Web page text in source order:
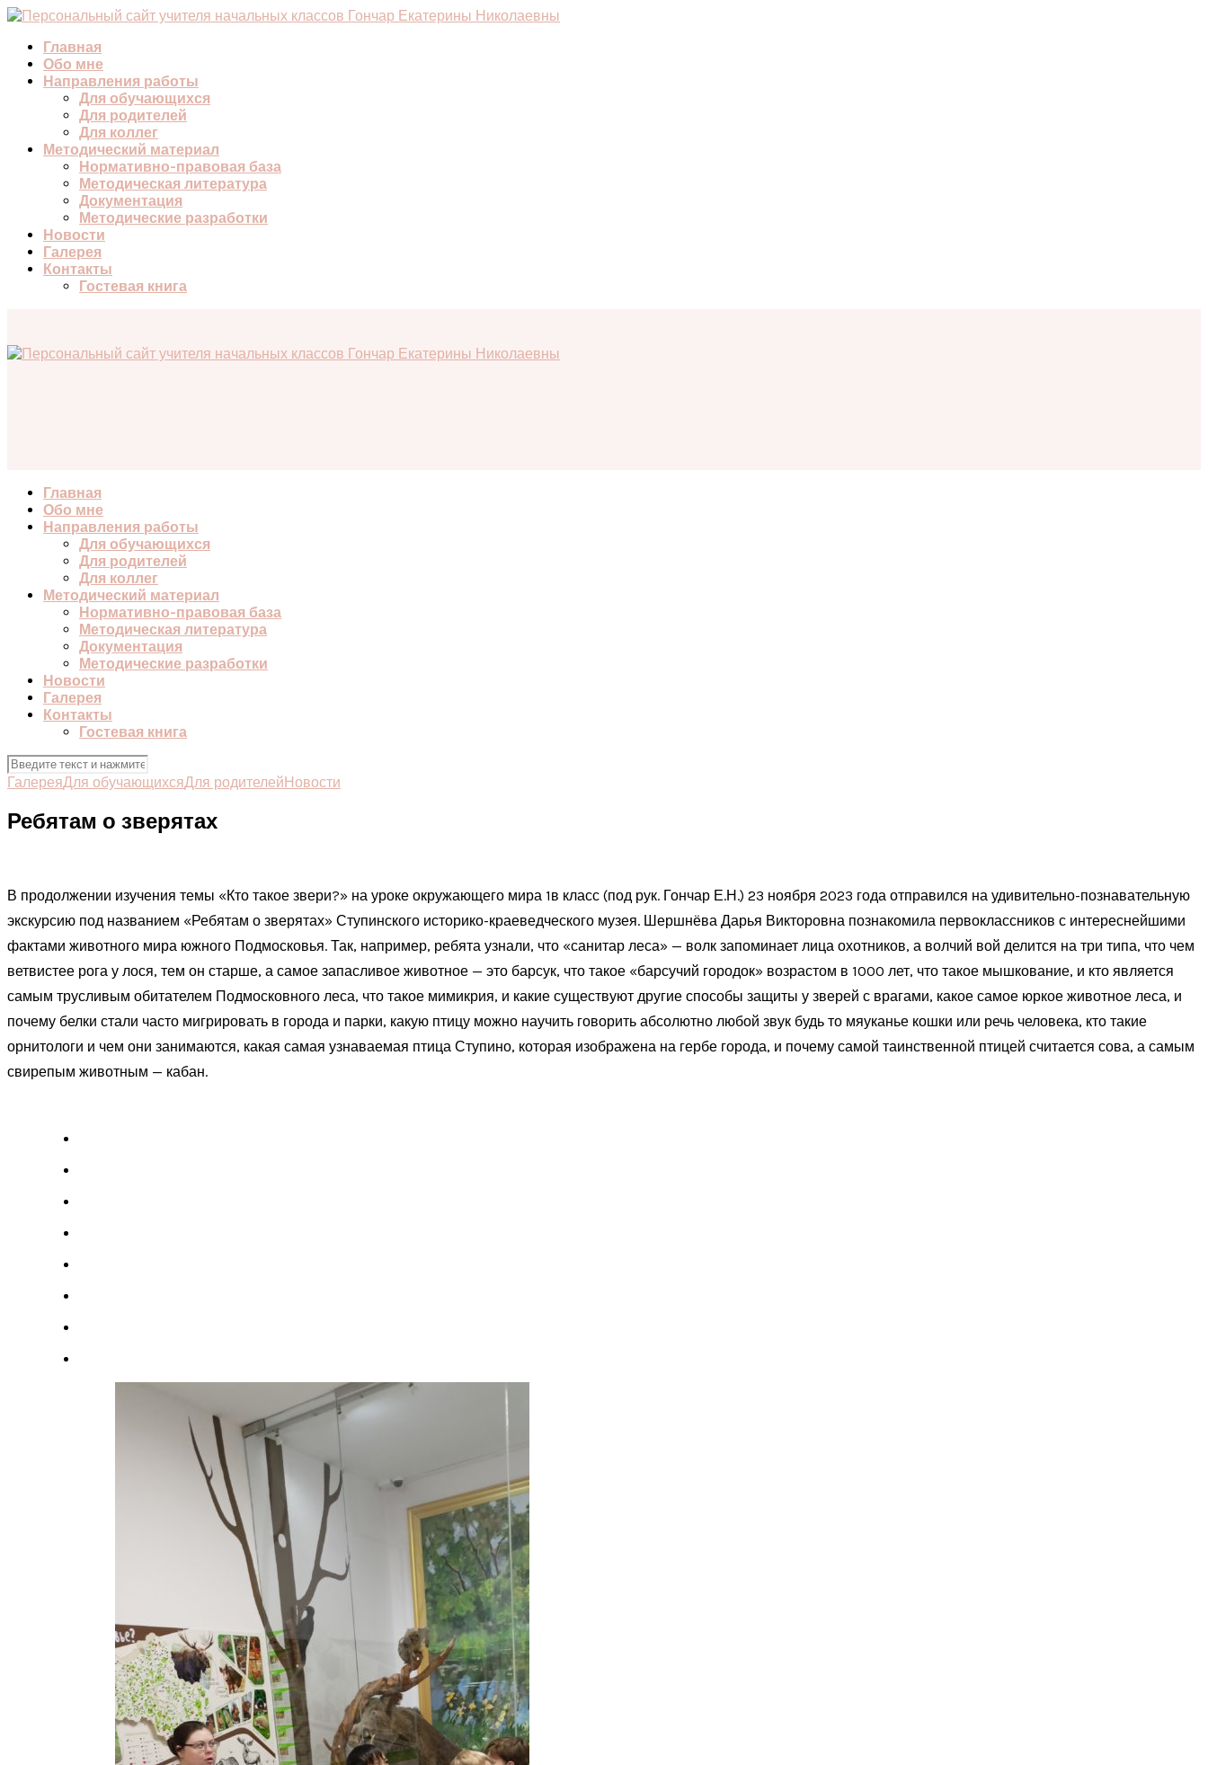
Главная
Обо мне
Направления работы
Для обучающихся
Для родителей
Для коллег
Методический материал
Нормативно-правовая база
Методическая литература
Документация
Методические разработки
Новости
Галерея
Контакты
Гостевая книга
Главная
Обо мне
Направления работы
Для обучающихся
Для родителей
Для коллег
Методический материал
Нормативно-правовая база
Методическая литература
Документация
Методические разработки
Новости
Галерея
Контакты
Гостевая книга
ГалереяДля обучающихсяДля родителейНовости
Ребятам о зверятах
В продолжении изучения темы «Кто такое звери?» на уроке окружающего мира 1в класс (под рук. Гончар Е.Н.) 23 ноября 2023 года отправился на удивительно-познавательную
экскурсию под названием «Ребятам о зверятах» Ступинского историко-краеведческого музея. Шершнёва Дарья Викторовна познакомила первоклассников с интереснейшими
фактами животного мира южного Подмосковья. Так, например, ребята узнали, что «санитар леса» — волк запоминает лица охотников, а волчий вой делится на три типа, что чем
ветвистее рога у лося, тем он старше, а самое запасливое животное — это барсук, что такое «барсучий городок» возрастом в 1000 лет, что такое мышкование, и кто является
самым трусливым обитателем Подмосковного леса, что такое мимикрия, и какие существуют другие способы защиты у зверей с врагами, какое самое юркое животное леса, и
почему белки стали часто мигрировать в города и парки, какую птицу можно научить говорить абсолютно любой звук будь то мяуканье кошки или речь человека, кто такие
орнитологи и чем они занимаются, какая самая узнаваемая птица Ступино, которая изображена на гербе города, и почему самой таинственной птицей считается сова, а самым
свирепым животным — кабан.